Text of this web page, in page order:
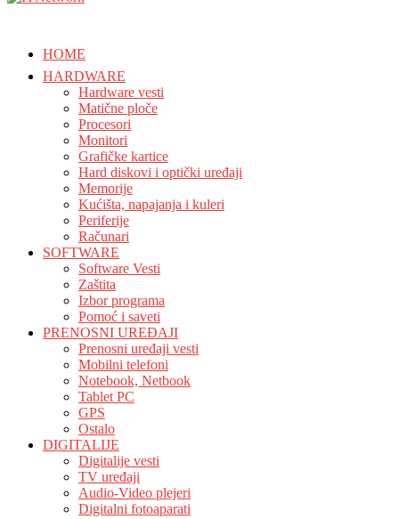
HOME
HARDWARE
Hardware vesti
Matične ploče
Procesori
Monitori
Grafičke kartice
Hard diskovi i optički uređaji
Memorije
Kućišta, napajanja i kuleri
Periferije
Računari
SOFTWARE
Software Vesti
Zaštita
Izbor programa
Pomoć i saveti
PRENOSNI UREĐAJI
Prenosni uređaji vesti
Mobilni telefoni
Notebook, Netbook
Tablet PC
GPS
Ostalo
DIGITALIJE
Digitalije vesti
TV uređaji
Audio-Video plejeri
Digitalni fotoaparati